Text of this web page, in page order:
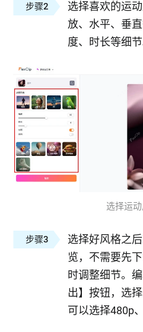
步骤2
选择喜欢的运
放、水平、垂
度、时长等细节
选择运
步骤3
选择好风格之
览，不需要先
时调整细节。
出】按钮，选
可以选择480p